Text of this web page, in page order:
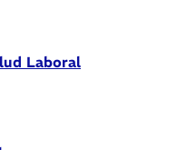
Laboral